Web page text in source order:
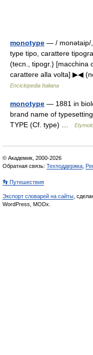
monotype — / monətaip/,
type tipo, carattere
(tecn., tipogr.) [macchina
carattere alla volta] ▶◀
Enciclopedia Italiana
monotype — 1881 in
brand name of
TYPE (Cf. type) …
© Академик, 2000-2026
Обратная связь: Техподдержка
👣 Путешествия
Экспорт словарей на сайты ,
WordPress, MODx.